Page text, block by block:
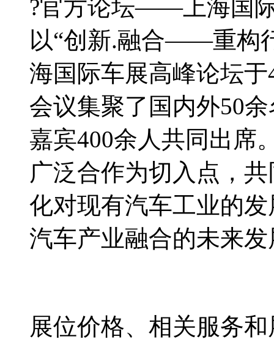
?官方论坛——上海国
以“创新.融合——重构
海国际车展高峰论坛
会议集聚了国内外50
嘉宾400余人共同出席
广泛合作为切入点，
化对现有汽车工业的
汽车产业融合的未来
展位价格、相关服务